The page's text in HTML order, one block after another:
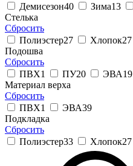
Демисезон40 Зима13
Стелька
Сбросить
Полиэстер27 Хлопок27
Подошва
Сбросить
ПВХ1 ПУ20 ЭВА19
Материал верха
Сбросить
ПВХ1 ЭВА39
Подкладка
Сбросить
Полиэстер33 Хлопок27